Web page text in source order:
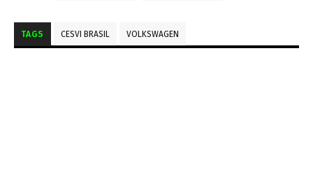
TAGS CESVI BRASIL VOLKSWAGEN